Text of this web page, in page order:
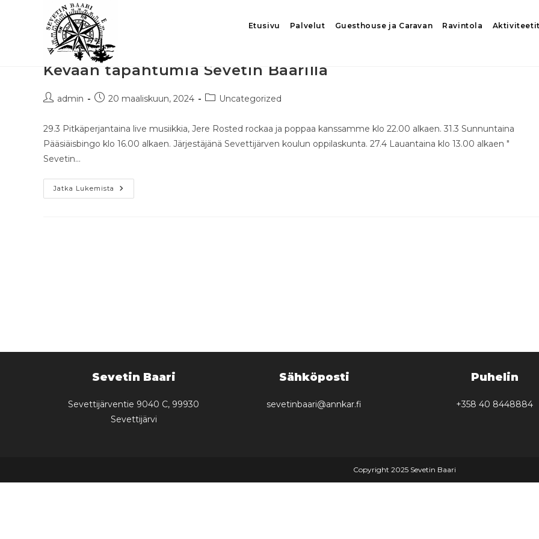
Etusivu Palvelut Guesthouse ja Caravan Ravintola Aktiviteetit
Kevään tapahtumia Sevetin Baarilla
admin 20 maaliskuun, 2024 Uncategorized
29.3 Pitkäperjantaina live musiikkia, Jere Rosted rockaa ja poppaa kanssamme klo 22.00 alkaen. 31.3 Sunnuntaina
Pääsiäisbingo klo 16.00 alkaen. Järjestäjänä Sevettijärven koulun oppilaskunta. 27.4 Lauantaina klo 13.00 alkaen "
Sevetin…
Jatka Lukemista
Sevetin Baari
Sevettijärventie 9040 C, 99930
Sevettijärvi
Sähköposti
sevetinbaari@annkar.fi
Puhelin
+358 40 8448884
Copyright 2025 Sevetin Baari